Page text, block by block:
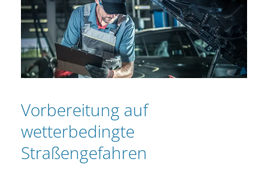
Vorbereitung auf
wetterbedingte
Straßengefahren